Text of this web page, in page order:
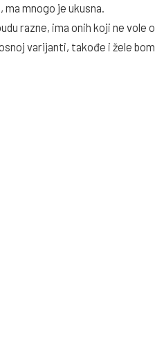
mnogo je ukusna.
razne, ima onih koji ne vole
varijanti, takođe i žele